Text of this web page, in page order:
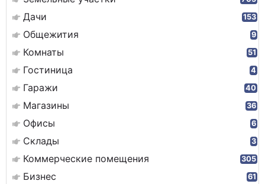
Дачи 153
Общежития 9
Комнаты 51
Гостиница 4
Гаражи 40
Магазины 36
Офисы 6
Склады 3
Коммерческие помещения 305
Бизнес 61